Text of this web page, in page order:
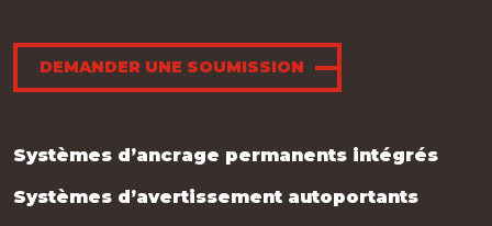
Systèmes d’ancrage permanents intégrés
Systèmes d’avertissement autoportants
DEMANDER UNE SOUMISSION